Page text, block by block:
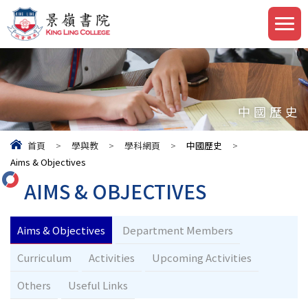
中國歷史
首頁 > 學與教 > 學科網頁 > 中國歷史
>
Aims & Objectives
AIMS & OBJECTIVES
Aims & Objectives
Department Members
Curriculum
Activities
Upcoming Activities
Others
Useful Links